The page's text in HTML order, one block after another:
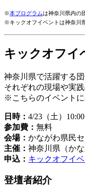
※本プログラムは神奈川県内の
※キックオフイベントは神奈川
キックオフイ
神奈川県で活躍する
それぞれの現場や実
※こちらのイベントに
日時： 4/23（土）
参加費： 無料
会場： かながわ県民
主催： 神奈川県（か
申込： キックオフイ
登壇者紹介